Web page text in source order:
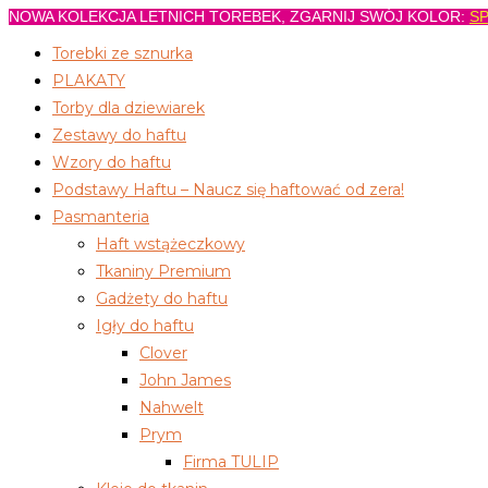
Koniec
treści
NOWA KOLEKCJA LETNICH TOREBEK, ZGARNIJ SWÓJ KOLOR:
Torebki ze sznurka
PLAKATY
Torby dla dziewiarek
Zestawy do haftu
Wzory do haftu
Podstawy Haftu – Naucz się haftować od zera!
Pasmanteria
Haft wstążeczkowy
Tkaniny Premium
Gadżety do haftu
Igły do haftu
Clover
John James
Nahwelt
Prym
Firma TULIP